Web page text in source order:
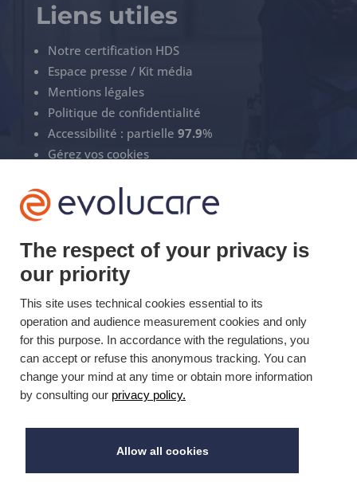
Liens utiles
Notre certification HDS
Espace presse / Kit média
Mentions légales
Politique de confidentialité
Accessibilité : partielle 97.9%
Gérez vos cookies
+33(0)3 22 50 37 90
 YOUTUBE
 LINKEDIN
Mis à jour le 02/06/2023 © Evolucare 2026
The respect of your privacy is
our priority
This site uses technical cookies essential to its
operation and audience measurement cookies and only
for this purpose. In accordance with the regulations, you
can accept or refuse this anonymous tracking. You can
change your mind at any time or obtain more information
by consulting our privacy policy.
Allow all cookies